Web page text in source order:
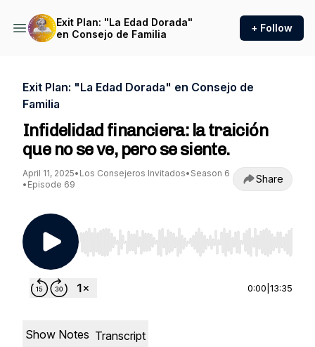
Exit Plan: "La Edad Dorada"
en Consejo de Familia
+ Follow
Exit Plan: "La Edad Dorada" en Consejo de
Familia
Infidelidad financiera: la traición
que no se ve, pero se siente.
April 11, 2025• Los Consejeros Invitados• Season 6
• Episode 69 Share
Use Left/Right to seek, Home/End to jump to
0:00 13:35
Show Notes Transcript